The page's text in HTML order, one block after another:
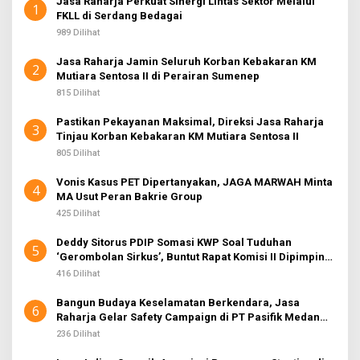
1
FKLL di Serdang Bedagai
989 Dilihat
2
Jasa Raharja Jamin Seluruh Korban Kebakaran KM
Mutiara Sentosa II di Perairan Sumenep
815 Dilihat
3
Pastikan Pekayanan Maksimal, Direksi Jasa Raharja
Tinjau Korban Kebakaran KM Mutiara Sentosa II
805 Dilihat
4
Vonis Kasus PET Dipertanyakan, JAGA MARWAH Minta
MA Usut Peran Bakrie Group
425 Dilihat
5
Deddy Sitorus PDIP Somasi KWP Soal Tuduhan
‘Gerombolan Sirkus’, Buntut Rapat Komisi II Dipimpin
Sufmi Dasco Ahmad
416 Dilihat
6
Bangun Budaya Keselamatan Berkendara, Jasa
Raharja Gelar Safety Campaign di PT Pasifik Medan
Industri
236 Dilihat